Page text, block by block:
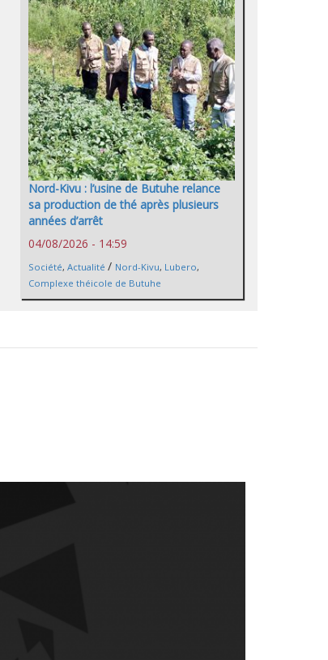
Nord-Kivu : l’usine de Butuhe relance
sa production de thé après plusieurs
années d’arrêt
04/08/2026 - 14:59
Société, Actualité / Nord-Kivu, Lubero,
Complexe théicole de Butuhe